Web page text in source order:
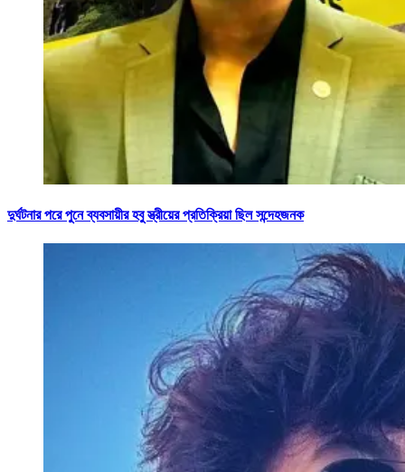
দুর্ঘটনার পরে পুনে ব্যবসায়ীর হবু স্ত্রীয়ের প্রতিক্রিয়া ছিল সন্দেহজনক